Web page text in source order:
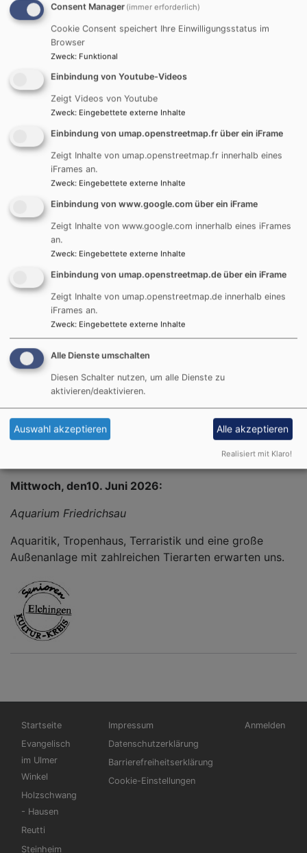
wissenschaftlichen Sammlungen.
Mittwoch, den 11.März 2026:
Lindenhof-Museum in Blaustein
Wir begeben uns auf Spurensuche von
außergewöhnlichen Persönlichkeiten, die in
Herrlingen in der 1. Hälfte des 20. Jahrhunderts
Mittwoch, den 15. April 2026:
Kloster Wiblingen
Die Klosteranlage wurde 1093 als Benediktinerabtei
gegründet und ist bekannt für seine
prunkvolle barocke Anlage, Bibliotheksaal und Kirche.
Mittwoch den 13.Mai 2026:
Tages- Ausflug mit „der Schwäbischen Alb-Bahn“
Mittwoch, den10. Juni 2026:
Aquarium Friedrichsau
Aquaritik, Tropenhaus, Terraristik und eine große
Außenanlage mit zahlreichen Tierarten erwarten uns.
Hauptnavigation
Startseite
Evangelisch
im Ulmer
Winkel
Holzschwang
- Hausen
Reutti
Steinheim
Fußbereichsmenü
Impressum
Datenschutzerklärung
Barrierefreiheitserklärung
Cookie-Einstellungen
Anmelden
Consent Manager (immer erforderlich)
Cookie Consent speichert Ihre Einwilligungsstatus im
Browser
Zweck: Funktional
Einbindung von Youtube-Videos
Zeigt Videos von Youtube
Zweck: Eingebettete externe Inhalte
Einbindung von umap.openstreetmap.fr über ein iFrame
Zeigt Inhalte von umap.openstreetmap.fr innerhalb eines
iFrames an.
Zweck: Eingebettete externe Inhalte
Einbindung von www.google.com über ein iFrame
Zeigt Inhalte von www.google.com innerhalb eines iFrames
an.
Zweck: Eingebettete externe Inhalte
Einbindung von umap.openstreetmap.de über ein iFrame
Zeigt Inhalte von umap.openstreetmap.de innerhalb eines
iFrames an.
Zweck: Eingebettete externe Inhalte
Alle Dienste umschalten
Diesen Schalter nutzen, um alle Dienste zu
aktivieren/deaktivieren.
Auswahl akzeptieren Alle akzeptieren
Realisiert mit Klaro!